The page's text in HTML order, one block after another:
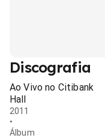
Discografia
Ao Vivo no Citibank
Hall
2011
•
Álbum